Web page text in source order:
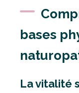
bases
La vitalité